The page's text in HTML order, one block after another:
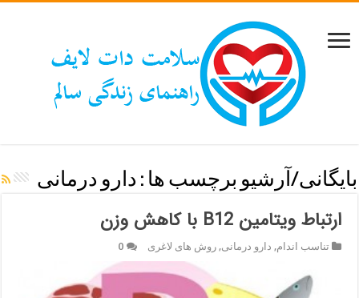
بایگانی/آرشیو برچسب ها : دارو درمانی
ارتباط ویتامین B12 با کاهش وزن
تناسب اندام, دارو درمانی,روش های لاغری 0